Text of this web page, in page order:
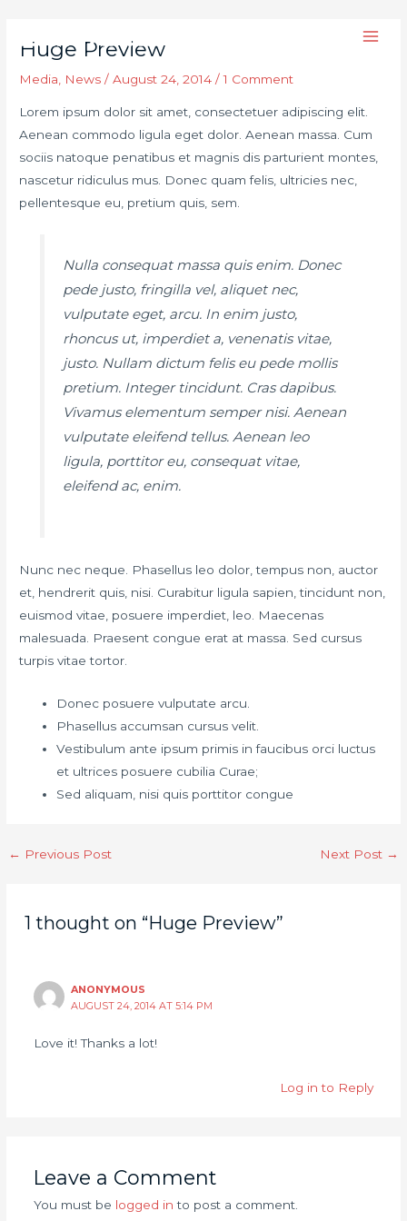
contentHuge Preview
Media News /August 24, 2014/1 Comment
Lorem ipsum dolor sit amet, consectetuer adipiscing elit.
Aenean commodo ligula eget dolor. Aenean massa. Cum
sociis natoque penatibus et magnis dis parturient montes,
nascetur ridiculus mus. Donec quam felis, ultricies nec,
pellentesque eu, pretium quis, sem.
Nulla consequat massa quis enim. Donec
pede justo, fringilla vel, aliquet nec,
vulputate eget, arcu. In enim justo,
rhoncus ut, imperdiet a, venenatis vitae,
justo. Nullam dictum felis eu pede mollis
pretium. Integer tincidunt. Cras dapibus.
Vivamus elementum semper nisi. Aenean
vulputate eleifend tellus. Aenean leo
ligula, porttitor eu, consequat vitae,
eleifend ac, enim.
Nunc nec neque. Phasellus leo dolor, tempus non, auctor
et, hendrerit quis, nisi. Curabitur ligula sapien, tincidunt non,
euismod vitae, posuere imperdiet, leo. Maecenas
malesuada. Praesent congue erat at massa. Sed cursus
turpis vitae tortor.
Donec posuere vulputate arcu.
Phasellus accumsan cursus velit.
Vestibulum ante ipsum primis in faucibus orci luctus
et ultrices posuere cubilia Curae;
Sed aliquam, nisi quis porttitor congue
← Previous Post Next Post →
1 thought on “Huge Preview”
ANONYMOUS
AUGUST 24, 2014 AT 5:14 PM
Love it! Thanks a lot!
Log in to Reply
Leave a Comment
You must be logged in to post a comment.